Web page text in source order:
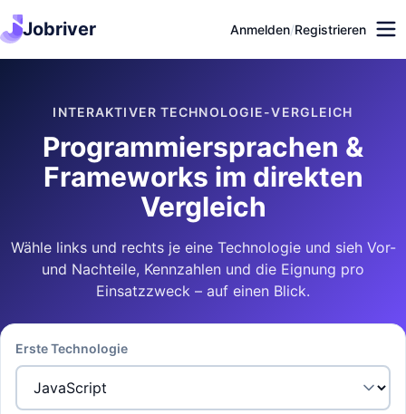
Jobriver Anmelden/Registrieren
INTERAKTIVER TECHNOLOGIE-VERGLEICH
Programmiersprachen &
Frameworks im direkten
Vergleich
Wähle links und rechts je eine Technologie und sieh Vor-
und Nachteile, Kennzahlen und die Eignung pro
Einsatzzweck – auf einen Blick.
Erste Technologie